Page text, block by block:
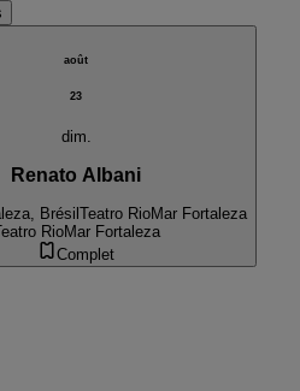
août
23
dim.
Renato Albani
Brésil Teatro RioMar Fortaleza
RioMar Fortaleza
Complet